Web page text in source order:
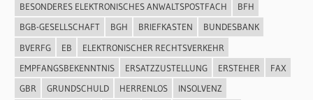
BESONDERES ELEKTRONISCHES ANWALTSPOSTFACH
BFH
BGB-GESELLSCHAFT
BGH BRIEFKASTEN
BUNDESBANK
BVERFG
EB
ELEKTRONISCHER RECHTSVERKEHR
EMPFANGSBEKENNTNIS
ERSATZZUSTELLUNG ERSTEHER
FAX
GBR
GRUNDSCHULD HERRENLOS
INSOLVENZ